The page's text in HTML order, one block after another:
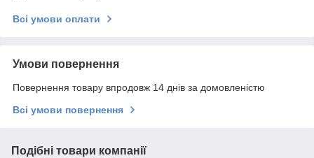
Всі умови оплати
Умови повернення
Повернення товару впродовж 14 днів за домовленістю
Всі умови повернення
Подібні товари компанії